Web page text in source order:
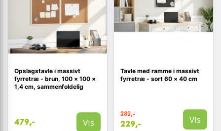
Opslagstavle i massivt
fyrretræ - brun, 100 × 100 ×
1,4 cm, sammenfoldelig
479,- Vis
Tavle med ramme i massivt
fyrretræ - sort 60 × 40 cm
282,-
229,- Vis